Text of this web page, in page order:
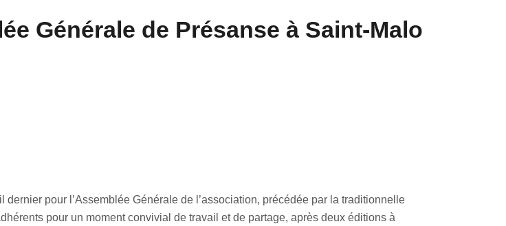
Générale de Présanse à Saint-Malo
pour l’Assemblée Générale de l’association, précédée par la traditionnelle
pour un moment convivial de travail et de partage, après deux éditions à